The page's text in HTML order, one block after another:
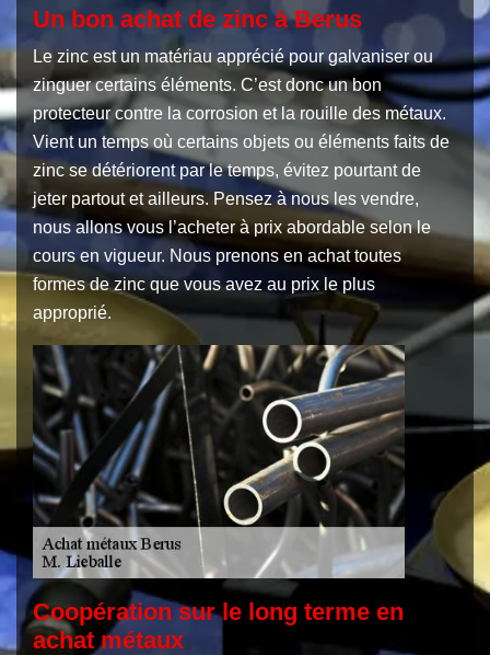
Un bon achat de zinc à Berus
Le zinc est un matériau apprécié pour galvaniser ou
zinguer certains éléments. C’est donc un bon
protecteur contre la corrosion et la rouille des métaux.
Vient un temps où certains objets ou éléments faits de
zinc se détériorent par le temps, évitez pourtant de
jeter partout et ailleurs. Pensez à nous les vendre,
nous allons vous l’acheter à prix abordable selon le
cours en vigueur. Nous prenons en achat toutes
formes de zinc que vous avez au prix le plus
approprié.
Coopération sur le long terme en
achat métaux